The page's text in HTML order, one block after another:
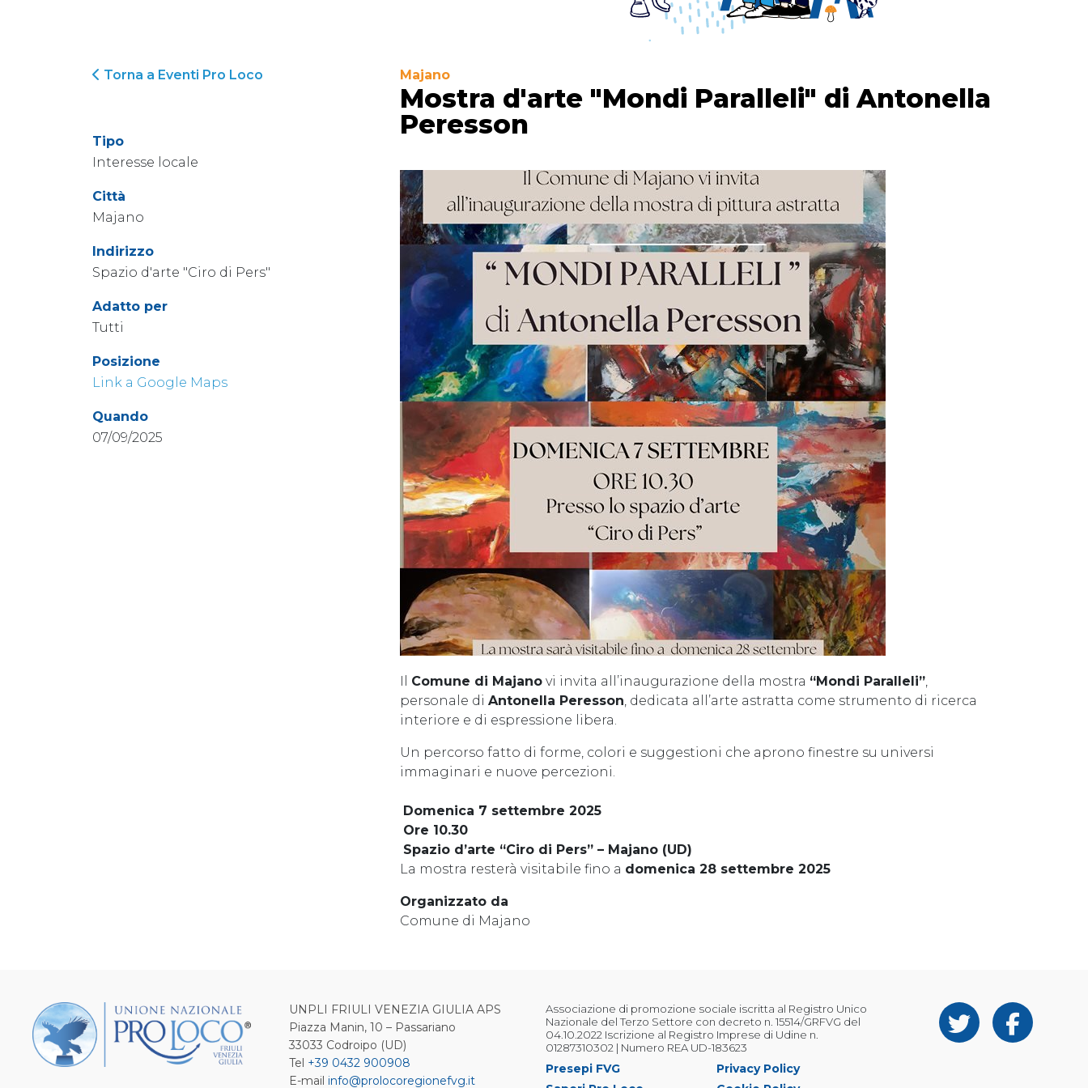
Torna a Eventi Pro Loco
Tipo
Interesse locale
Città
Majano
Indirizzo
Spazio d'arte "Ciro di Pers"
Adatto per
Tutti
Posizione
Link a Google Maps
Quando
07/09/2025
Majano
Mostra d'arte "Mondi Paralleli" di Antonella
Peresson
Il Comune di Majano vi invita all’inaugurazione della mostra “Mondi Paralleli”,
personale di Antonella Peresson, dedicata all’arte astratta come strumento di ricerca
interiore e di espressione libera.
Un percorso fatto di forme, colori e suggestioni che aprono finestre su universi
immaginari e nuove percezioni.
Domenica 7 settembre 2025
Ore 10.30
Spazio d’arte “Ciro di Pers” – Majano (UD)
La mostra resterà visitabile fino a domenica 28 settembre 2025
Organizzato da
Comune di Majano
UNPLI FRIULI VENEZIA GIULIA APS
Piazza Manin, 10 – Passariano
33033 Codroipo (UD)
Tel +39 0432 900908
E-mail info@prolocoregionefvg.it
Associazione di promozione sociale iscritta al Registro Unico
Nazionale del Terzo Settore con decreto n. 15514/GRFVG del
04.10.2022 Iscrizione al Registro Imprese di Udine n.
01287310302 | Numero REA UD-183623
Presepi FVG
Privacy Policy